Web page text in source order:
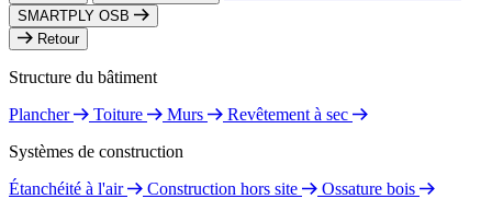
SMARTPLY OSB
Retour
Structure du bâtiment
Plancher
Toiture Murs
Revêtement à sec
Systèmes de construction
Étanchéité à l'air
Construction hors site
Ossature bois